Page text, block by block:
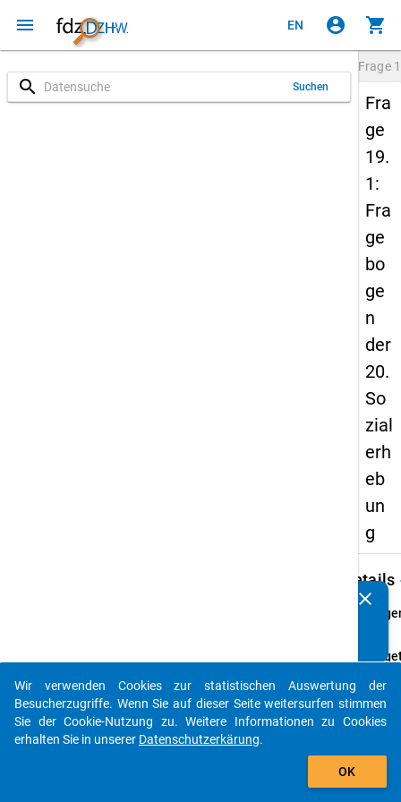
menu EN account_circle shopping_cart
search Suchen
Frage
Fra
ge
19.
1:
Fra
ge
bo
ge
n
der
20.
So
zial
erh
eb
un
g
Details
Ihnen
clear
auto_stories
add_shopping_cart
Wir verwenden Cookies zur statistischen Auswertung der
Besucherzugriffe. Wenn Sie auf dieser Seite weitersurfen stimmen
Sie der Cookie-Nutzung zu. Weitere Informationen zu Cookies
erhalten Sie in unserer Datenschutzerkärung.
OK